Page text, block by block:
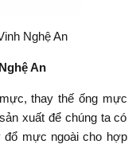
Nghệ An
An
thay thế ống mực
xuất để chúng ta có
đổ mực ngoài cho hợp